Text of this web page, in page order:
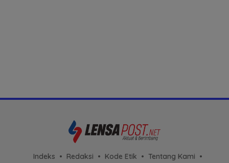
Indeks Redaksi Kode Etik Tentang Kami